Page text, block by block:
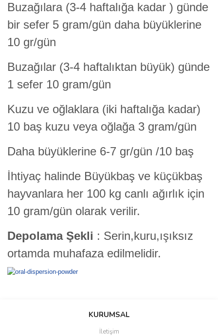
Buzağılara (3-4 haftalığa kadar ) günde
bir sefer 5 gram/gün daha büyüklerine
10 gr/gün
Buzağılar (3-4 haftalıktan büyük) günde
1 sefer 10 gram/gün
Kuzu ve oğlaklara (iki haftalığa kadar)
10 baş kuzu veya oğlağa 3 gram/gün
Daha büyüklerine 6-7 gr/gün /10 baş
İhtiyaç halinde Büyükbaş ve küçükbaş
hayvanlara her 100 kg canlı ağırlık için
10 gram/gün olarak verilir.
Depolama Şekli : Serin,kuru,ışıksız
ortamda muhafaza edilmelidir.
Bu ürüne ilk yorumu siz yapın!
KURUMSAL
İletişim